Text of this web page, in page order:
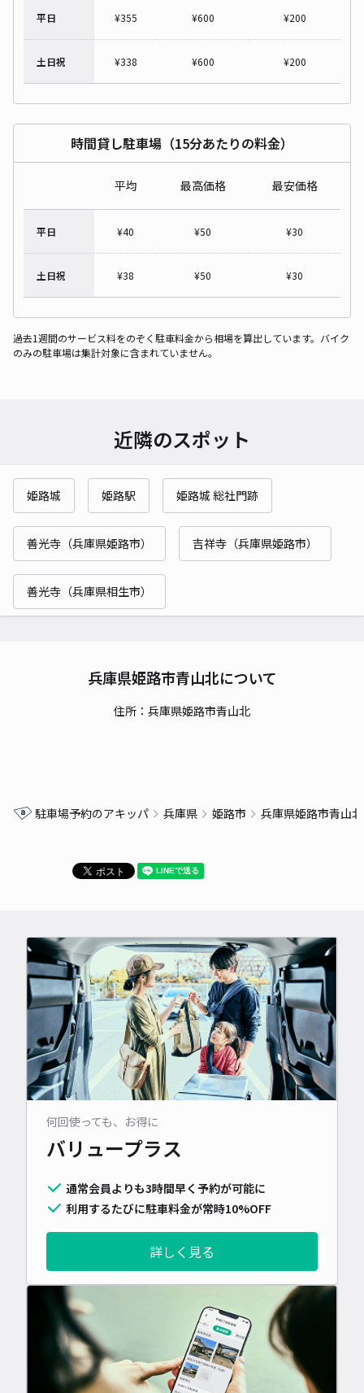
平日 ¥355 ¥600 ¥200
土日祝 ¥338 ¥600 ¥200
時間貸し駐車場（15分あたりの料金）
平均 最高価格 最安価格
平日 ¥40 ¥50 ¥30
土日祝 ¥38 ¥50 ¥30
過去1週間のサービス料をのぞく駐車料金から相場を算出しています。バイク
のみの駐車場は集計対象に含まれていません。
近隣のスポット
姫路城 姫路駅 姫路城 総社門跡
善光寺（兵庫県姫路市） 吉祥寺（兵庫県姫路市）
善光寺（兵庫県相生市）
兵庫県姫路市青山北について
住所：兵庫県姫路市青山北
駐車場予約のアキッパ 兵庫県 姫路市 兵庫県姫路市青山
何回使っても、お得に
バリュープラス
通常会員よりも3時間早く予約が可能に
利用するたびに駐車料金が常時10%OFF
詳しく見る